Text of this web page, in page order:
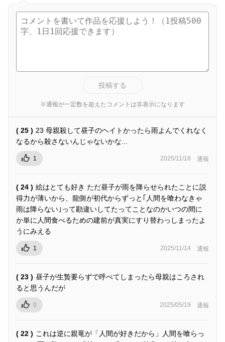
投稿する
※通報が一定数を超えたコメントは非表示になります
( 25 ) 23 母親殺して昼子のヘイトかったら雨よんでくれなく
なるから殺さないんじゃないかな...
1 2025/11/18 通報
( 24 ) 絵はとても好き ただ昼子が雨を降らせられたことに説
得力が薄いから、龍側が初代からずっと｢人間を喰わなきゃ
雨は降らない｣って勘違いしてたってことなのかいつの間に
か単に人間食べるための建前が真実にすり替わっしまったよ
うにみえる
1 2025/11/14 通報
( 23 ) 昼子が生贄要らずで呼べてしまったら母親はころされ
ると思うんだが
0 2025/05/19 通報
( 22 ) これは逆に親竜が「人間が好きだから」人間を喰らっ